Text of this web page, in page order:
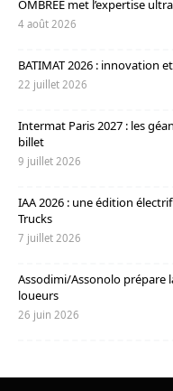
OMBREE met l’expertise
4 août 2026
BATIMAT 2026 : innovation
22 juillet 2026
Intermat Paris 2027 : les
billet
9 juillet 2026
IAA 2026 : une édition
Trucks
7 juillet 2026
Assodimi/Assonolo prépare
loueurs
26 juin 2026